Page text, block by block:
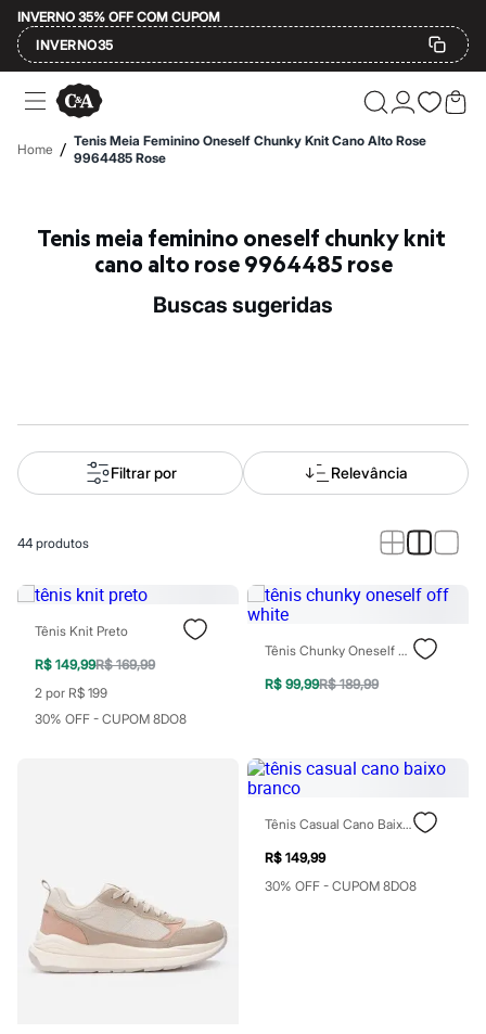
INVERNO 35% OFF COM CUPOM
INVERNO35
Ofertas
Compre por Departamento
Feminino
Masculino
Plus Size
Até 20% off
Até 40% off
A partir de 60% off
Roupas
Blusas e Camisetas
Básicos
Calças
Macacões
Shorts e Bermudas
Vestidos
Acessórios
Bonés e Chapéus
Bijoux
Cintos
Óculos
Tênis
Marcas
City
Clock House
Mindset
Sawary
Home / Tenis Meia Feminino Oneself Chunky Knit Cano Alto Rose
9964485 Rose
Tenis meia feminino oneself chunky knit
cano alto rose 9964485 rose
buscas sugeridas
Filtrar por Relevância
44 produtos
Tênis Knit Preto
R$ 149,99R$ 169,99
2 por R$ 199
30% OFF - CUPOM 8DO8
Tênis Chunky Oneself Off White
R$ 99,99R$ 189,99
Tênis Casual Cano Baixo Branco
R$ 149,99
30% OFF - CUPOM 8DO8